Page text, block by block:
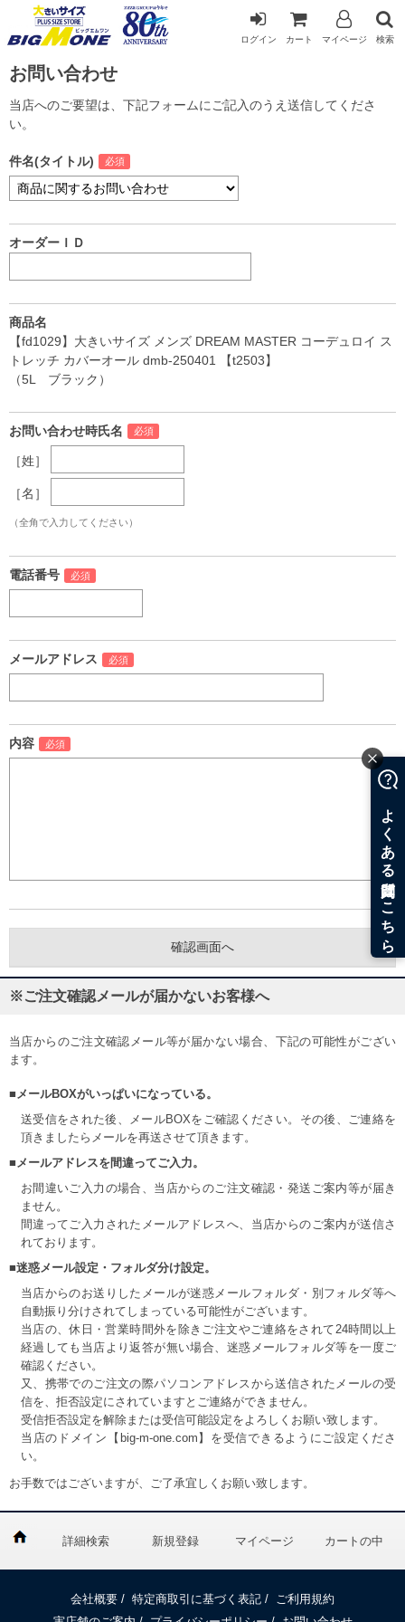
ログイン カート マイページ 検索
お問い合わせ
当店へのご要望は、下記フォームにご記入のうえ送信してくださ
い。
件名(タイトル)
オーダーＩＤ
商品名
【fd1029】大きいサイズ メンズ DREAM MASTER コーデュロイ ス
トレッチ カバーオール dmb-250401 【t2503】
（5L ブラック）
お問い合わせ時氏名
［姓］
［名］
（全角で入力してください）
電話番号
メールアドレス
内容
※ご注文確認メールが届かないお客様へ
当店からのご注文確認メール等が届かない場合、下記の可能性がござい
ます。
■メールBOXがいっぱいになっている。
送受信をされた後、メールBOXをご確認ください。その後、ご連絡を
頂きましたらメールを再送させて頂きます。
■メールアドレスを間違ってご入力。
お間違いご入力の場合、当店からのご注文確認・発送ご案内等が届き
ません。
間違ってご入力されたメールアドレスへ、当店からのご案内が送信さ
れております。
■迷惑メール設定・フォルダ分け設定。
当店からのお送りしたメールが迷惑メールフォルダ・別フォルダ等へ
自動振り分けされてしまっている可能性がございます。
当店の、休日・営業時間外を除きご注文やご連絡をされて24時間以上
経過しても当店より返答が無い場合、迷惑メールフォルダ等を一度ご
確認ください。
又、携帯でのご注文の際パソコンアドレスから送信されたメールの受
信を、拒否設定にされていますとご連絡ができません。
受信拒否設定を解除または受信可能設定をよろしくお願い致します。
当店のドメイン【big-m-one.com】を受信できるようにご設定くださ
い。
お手数ではございますが、ご了承宜しくお願い致します。
詳細検索 新規登録 マイページ カートの中
会社概要 / 特定商取引に基づく表記 /
ご利用規約